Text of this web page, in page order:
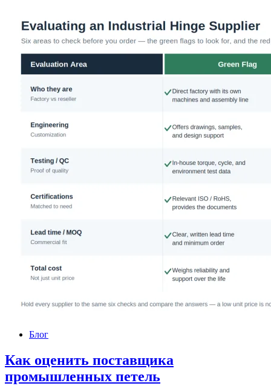
Блог
Как оценить поставщика
промышленных петель